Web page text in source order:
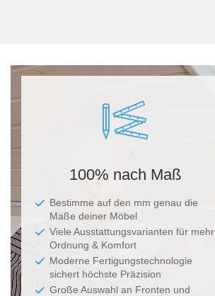
100% nach Maß
Bestimme auf den mm genau die
Maße deiner Möbel
Viele Ausstattungsvarianten für mehr
Ordnung & Komfort
Moderne Fertigungstechnologie
sichert höchste Präzision
Große Auswahl an Fronten und